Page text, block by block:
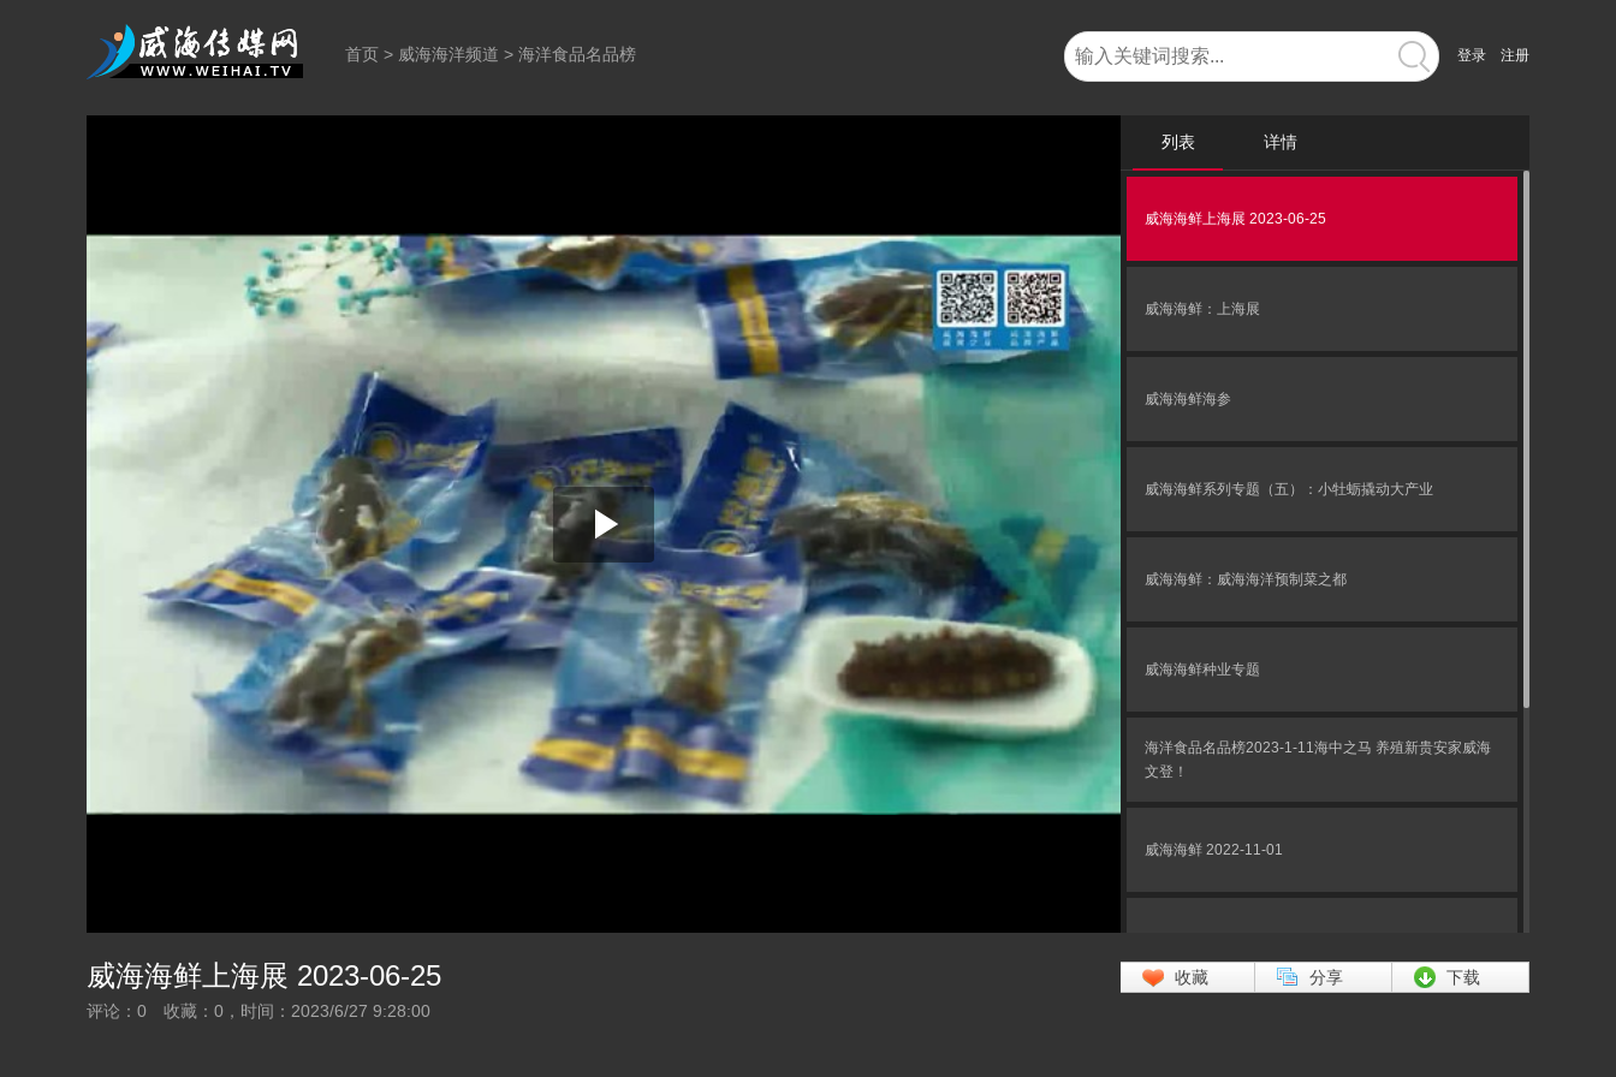
首页 > 威海海洋频道 > 海洋食品名品榜 登录 注册
Play
Video
威海海鲜上海展 2023-06-25
评论： 0 收藏： 0 ，时间： 2023/6/27 9:28:00
列表 详情
威海海鲜上海展 2023-06-25
威海海鲜：上海展
威海海鲜海参
威海海鲜系列专题（五）：小牡蛎撬动大产业
威海海鲜：威海海洋预制菜之都
威海海鲜种业专题
海洋食品名品榜2023-1-11海中之马 养殖新贵安家威海
文登！
威海海鲜 2022-11-01
收藏 分享 下载